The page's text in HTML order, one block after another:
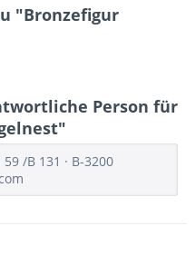
"Bronzefigur
Person für
/B 131 · B-3200